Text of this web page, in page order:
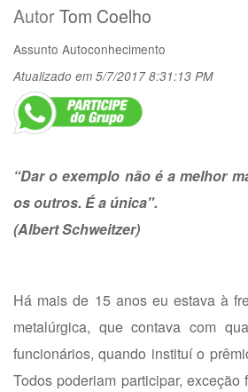
AutorTom Coelho
Assunto Autoconhecimento
Atualizado em 5/7/2017 8:31:13 PM
“Dar o exemplo não é a melhor
os outros. É a única".
(Albert Schweitzer)
Há mais de 15 anos eu estava à
metalúrgica, que contava com
funcionários, quando instituí o
Todos poderiam participar,